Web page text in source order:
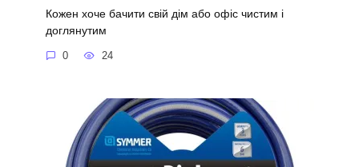
Кожен хоче бачити свій дім або офіс чистим і
доглянутим
0 24